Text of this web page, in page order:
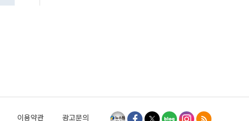
이용약관 광고문의